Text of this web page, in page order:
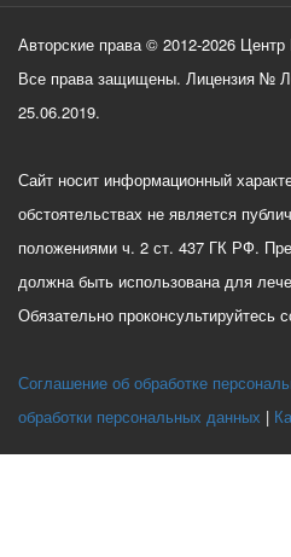
Авторские права © 2012-2026
Все права защищены. Лицензия №
25.06.2019.
Сайт носит информационный
обстоятельствах не является
положениями ч. 2 ст. 437 ГК РФ.
должна быть использована для
Обязательно
Соглашение об обработке
обработки персональных данных